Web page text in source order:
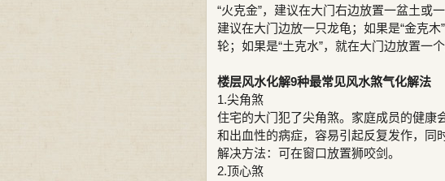
“火克金”，建议在大门右边放置一盆土或
建议在大门边放一只龙龟；如果是“金克
轮；如果是“土克水”，就在大门边放置一
楼层风水化解9种最常见风水煞气化解法
1.尖角煞
住宅的大门犯了尖角煞。家庭成员的健康
和出血性的病症，容易引起反复发作，同
解决方法：可在窗口放置狮咬剑。
2.顶心煞